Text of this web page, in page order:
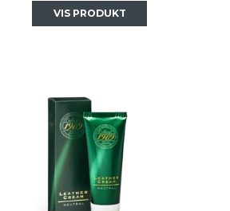
VIS PRODUKT